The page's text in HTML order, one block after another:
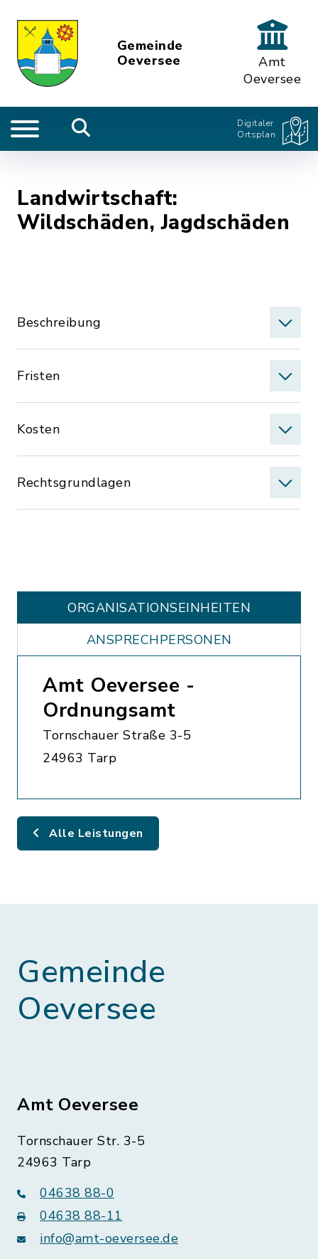
Gemeinde
Oeversee
Amt
Oeversee
Digitaler
Ortsplan
Landwirtschaft:
Wildschäden, Jagdschäden
Beschreibung
Fristen
Kosten
Rechtsgrundlagen
ORGANISATIONS­EINHEITEN
ANSPRECHPERSONEN
Amt Oeversee -
Ordnungsamt
Tornschauer Straße 3-5
24963 Tarp
Alle Leistungen
Gemeinde
Oeversee
Amt Oeversee
Tornschauer Str. 3-5
24963 Tarp
04638 88-0
04638 88-11
info@amt-oeversee.de